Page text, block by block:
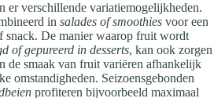
er verschillende variatiemogelijkheden.
in salades of smoothies voor een
snack. De manier waarop fruit wordt
of gepureerd in desserts, kan ook zorgen
de smaak van fruit variëren afhankelijk
omstandigheden. Seizoensgebonden
profiteren bijvoorbeeld maximaal